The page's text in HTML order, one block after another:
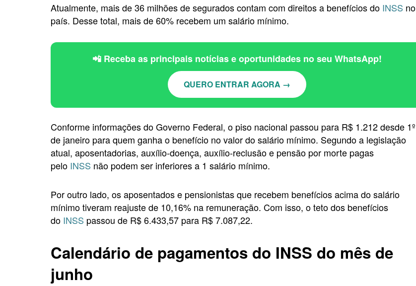
Atualmente, mais de 36 milhões de segurados contam com direitos a benefícios do INSS no
país. Desse total, mais de 60% recebem um salário mínimo.
📲 Receba as principais notícias e oportunidades no seu WhatsApp!
QUERO ENTRAR AGORA →
Conforme informações do Governo Federal, o piso nacional passou para R$ 1.212 desde 1º
de janeiro para quem ganha o benefício no valor do salário mínimo. Segundo a legislação
atual, aposentadorias, auxílio-doença, auxílio-reclusão e pensão por morte pagas
pelo INSS não podem ser inferiores a 1 salário mínimo.
Por outro lado, os aposentados e pensionistas que recebem benefícios acima do salário
mínimo tiveram reajuste de 10,16% na remuneração. Com isso, o teto dos benefícios
do INSS passou de R$ 6.433,57 para R$ 7.087,22.
Calendário de pagamentos do INSS do mês de
junho